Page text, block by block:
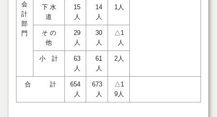
会
計
部
門
下 水
道
15
人
14
人
1人
そ の
他
29
人
30
人
△1
人
小 計
63
人
61
人
2人
合 計
654
人
673
人
△1
9人